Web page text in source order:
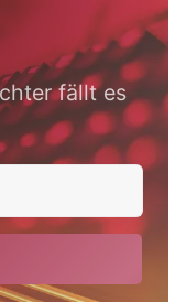
fällt es